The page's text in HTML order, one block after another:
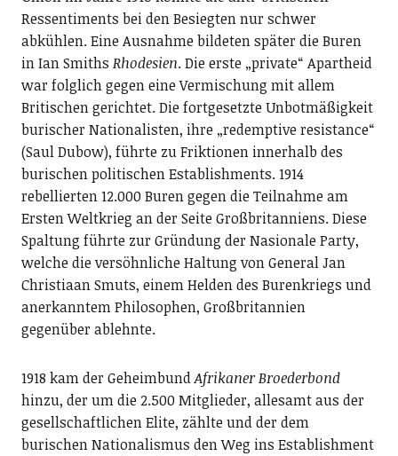
Ressentiments bei den Besiegten nur schwer
abkühlen. Eine Ausnahme bildeten später die Buren
in Ian Smiths Rhodesien. Die erste „private“ Apartheid
war folglich gegen eine Vermischung mit allem
Britischen gerichtet. Die fortgesetzte Unbotmäßigkeit
burischer Nationalisten, ihre „redemptive resistance“
(Saul Dubow), führte zu Friktionen innerhalb des
burischen politischen Establishments. 1914
rebellierten 12.000 Buren gegen die Teilnahme am
Ersten Weltkrieg an der Seite Großbritanniens. Diese
Spaltung führte zur Gründung der Nasionale Party,
welche die versöhnliche Haltung von General Jan
Christiaan Smuts, einem Helden des Burenkriegs und
anerkanntem Philosophen, Großbritannien
gegenüber ablehnte.
1918 kam der GeheimbundAfrikanerBroederbond
hinzu, der um die 2.500 Mitglieder, allesamt aus der
gesellschaftlichen Elite, zählte und der dem
burischen Nationalismus den Weg ins Establishment